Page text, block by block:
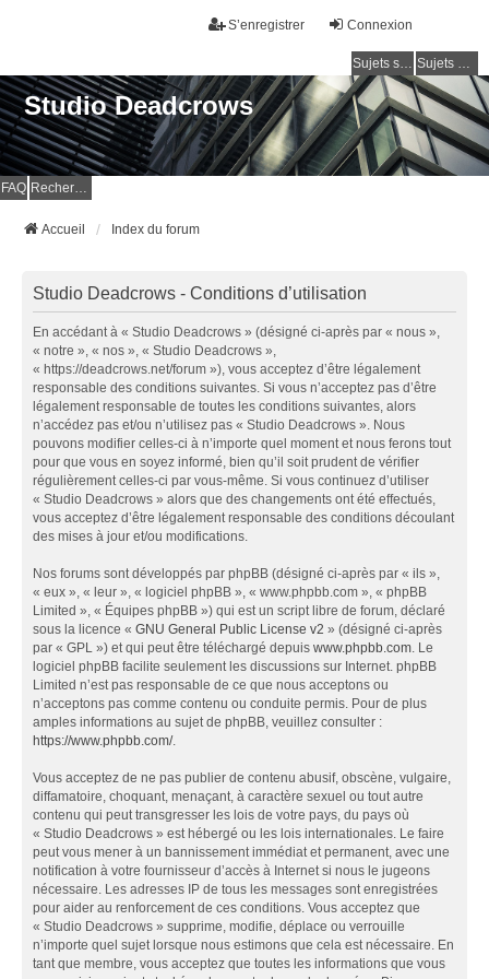
Connexion
S’enregistrer
Sujets sans réponse Sujets actifs
Studio Deadcrows
FAQ Rechercher
Accueil Index du forum
Studio Deadcrows - Conditions d’utilisation
En accédant à « Studio Deadcrows » (désigné ci-après par « nous »,
« notre », « nos », « Studio Deadcrows »,
« https://deadcrows.net/forum »), vous acceptez d’être légalement
responsable des conditions suivantes. Si vous n’acceptez pas d’être
légalement responsable de toutes les conditions suivantes, alors
n’accédez pas et/ou n’utilisez pas « Studio Deadcrows ». Nous
pouvons modifier celles-ci à n’importe quel moment et nous ferons tout
pour que vous en soyez informé, bien qu’il soit prudent de vérifier
régulièrement celles-ci par vous-même. Si vous continuez d’utiliser
« Studio Deadcrows » alors que des changements ont été effectués,
vous acceptez d’être légalement responsable des conditions découlant
des mises à jour et/ou modifications.
Nos forums sont développés par phpBB (désigné ci-après par « ils »,
« eux », « leur », « logiciel phpBB », « www.phpbb.com », « phpBB
Limited », « Équipes phpBB ») qui est un script libre de forum, déclaré
sous la licence « GNU General Public License v2 » (désigné ci-après
par « GPL ») et qui peut être téléchargé depuis www.phpbb.com. Le
logiciel phpBB facilite seulement les discussions sur Internet. phpBB
Limited n’est pas responsable de ce que nous acceptons ou
n’acceptons pas comme contenu ou conduite permis. Pour de plus
amples informations au sujet de phpBB, veuillez consulter :
https://www.phpbb.com/.
Vous acceptez de ne pas publier de contenu abusif, obscène, vulgaire,
diffamatoire, choquant, menaçant, à caractère sexuel ou tout autre
contenu qui peut transgresser les lois de votre pays, du pays où
« Studio Deadcrows » est hébergé ou les lois internationales. Le faire
peut vous mener à un bannissement immédiat et permanent, avec une
notification à votre fournisseur d’accès à Internet si nous le jugeons
nécessaire. Les adresses IP de tous les messages sont enregistrées
pour aider au renforcement de ces conditions. Vous acceptez que
« Studio Deadcrows » supprime, modifie, déplace ou verrouille
n’importe quel sujet lorsque nous estimons que cela est nécessaire. En
tant que membre, vous acceptez que toutes les informations que vous